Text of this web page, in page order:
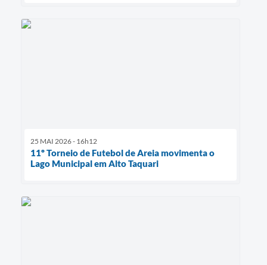
25 MAI 2026 - 16h12
11º Torneio de Futebol de Areia movimenta o
Lago Municipal em Alto Taquari